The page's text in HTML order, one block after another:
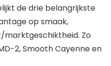
de drie belangrijkste
op smaak,
Zo
2, Smooth Cayenne en